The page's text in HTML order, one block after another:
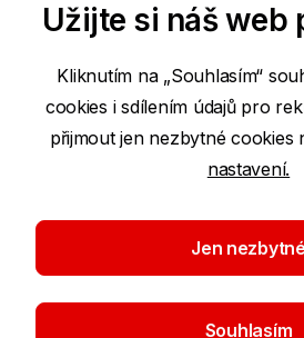
Podmínky používání internetových
Prohlášení o přístupnosti
Ochrana osobních údajů
Užijte si náš web
Kliknutím na „Souhlasím“
cookies i sdílením údajů pro
přijmout jen nezbytné cookies
nastavení.
Jen nezbytné
Souhlasím